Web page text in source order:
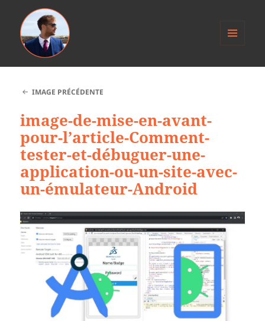
WIDGETS
IMAGE PRÉCÉDENTE
image-de-mise-en-avant-
pour-l’article-Comment-
tester-et-débuguer-une-
application-ou-un-site-avec-
un-émulateur-Android